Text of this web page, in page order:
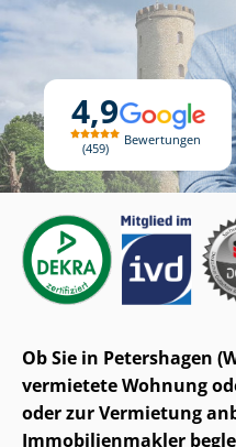
4,9
459
Bewertungen
Ob Sie in Petershagen
vermietete Wohnung
oder zur Vermietung
Im­mo­bi­li­en­mak­ler